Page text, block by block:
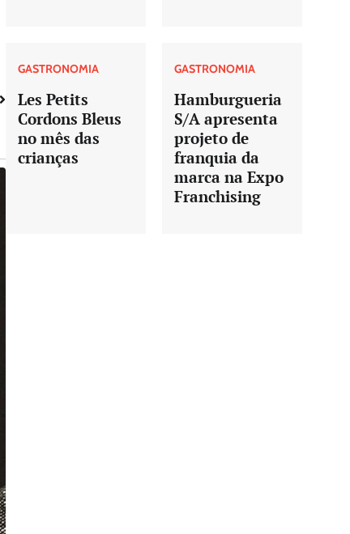
GASTRONOMIA
Les Petits
Cordons Bleus
no mês das
crianças
GASTRONOMIA
Hamburgueria
S/A apresenta
projeto de
franquia da
marca na Expo
Franchising